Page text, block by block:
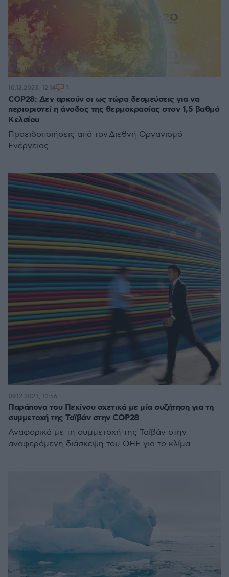
COP28: Δεν αρκούν οι ως τώρα δεσμεύσεις για να
περιοριστεί η άνοδος της θερμοκρασίας στον 1,5 βαθμό
Κελσίου
Προειδοποιήσεις από τον Διεθνή Οργανισμό
Ενέργειας
10.12.2023, 12:14 1
Παράπονα του Πεκίνου σχετικά με μία συζήτηση για τη
συμμετοχή της Ταϊβάν στην COP28
Αναφορικά με τη συμμετοχή της Ταϊβάν στην
αναφερόμενη διάσκεψη του ΟΗΕ για το κλίμα
09.12.2023, 13:56